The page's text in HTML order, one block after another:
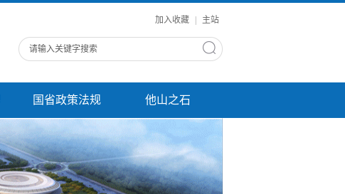
加入收藏 主站
国省政策法规 他山之石